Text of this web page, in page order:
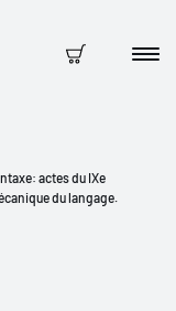
Panier
actes du IXe
du langage.